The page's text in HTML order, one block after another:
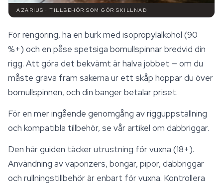
AZARIUS · TILLBEHÖR SOM GÖR SKILLNAD
För rengöring, ha en burk med isopropylalkohol (90
%+) och en påse spetsiga bomullspinnar bredvid din
rigg. Att göra det bekvämt är halva jobbet — om du
måste gräva fram sakerna ur ett skåp hoppar du över
bomullspinnen, och din banger betalar priset.
För en mer ingående genomgång av rigguppställning
och kompatibla tillbehör, se vår artikel om dabbriggar.
Den här guiden täcker utrustning för vuxna (18+).
Användning avvaporizers, bongar, pipor, dabbriggar
och rullningstillbehör är enbart för vuxna. Kontrollera